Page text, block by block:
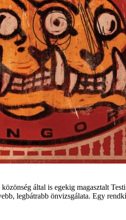
által is egekig magasztalt
legbátrabb önvizsgálata. Egy